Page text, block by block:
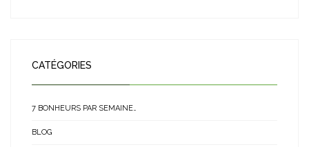
CATÉGORIES
7 BONHEURS PAR SEMAINE…
BLOG